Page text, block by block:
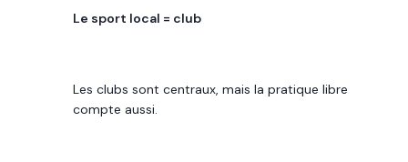
Le sport local = club
Les clubs sont centraux, mais la pratique libre
compte aussi.